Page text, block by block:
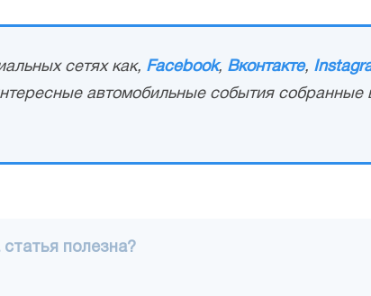
сетях как, Facebook, Вконтакте,
автомобильные события собранные
полезна?